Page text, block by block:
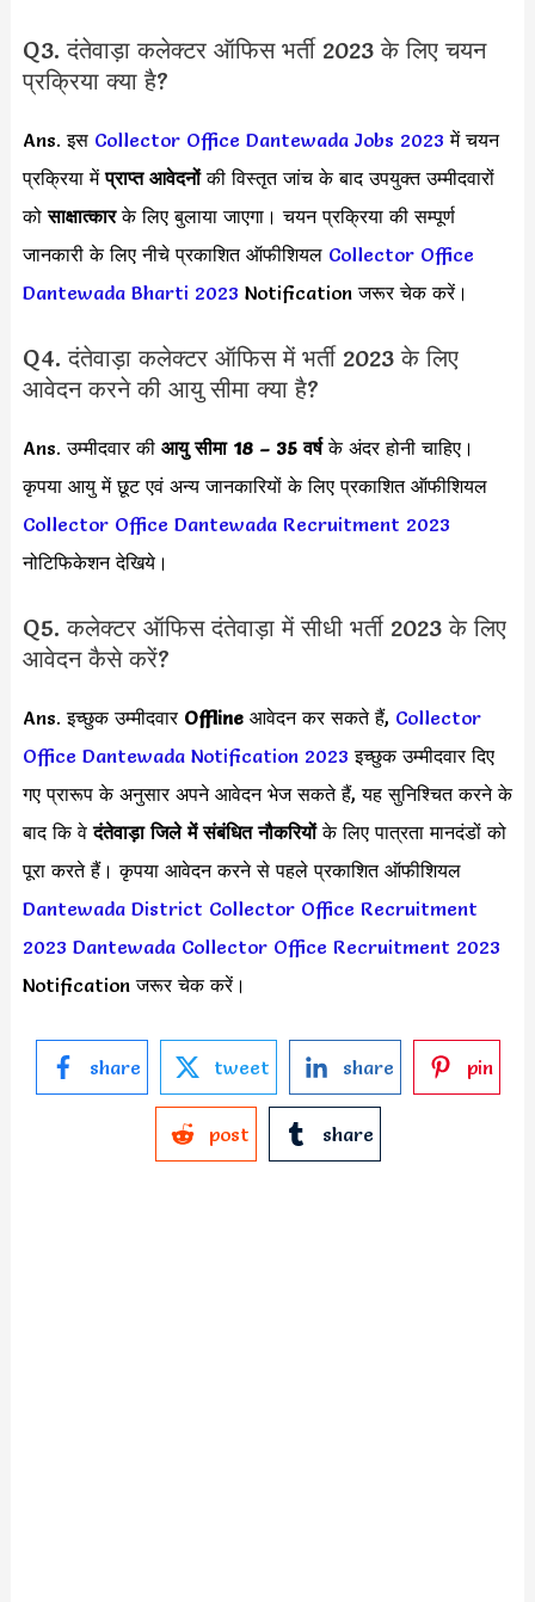
Q3. दंतेवाड़ा कलेक्टर ऑफिस भर्ती 2023 के लिए चयन
प्रक्रिया क्या है?
Ans. इस Collector Office Dantewada Jobs 2023 में चयन
प्रक्रिया मेंप्राप्त आवेदनोंकी विस्तृत जांच के बाद उपयुक्त उम्मीदवारों
कोसाक्षात्कारके लिए बुलाया जाएगा। चयन प्रक्रिया की सम्पूर्ण
जानकारी के लिए नीचे प्रकाशित ऑफीशियल Collector Office
Dantewada Bharti 2023 Notification जरूर चेक करें।
Q4. दंतेवाड़ा कलेक्टर ऑफिस में भर्ती 2023 के लिए
आवेदन करने की आयु सीमा क्या है?
Ans. उम्मीदवार की आयु सीमा 18 – 35 वर्षके अंदर होनी चाहिए।
कृपया आयु में छूट एवं अन्य जानकारियों के लिए प्रकाशित ऑफीशियल
Collector Office Dantewada Recruitment 2023
नोटिफिकेशन देखिये।
Q5. कलेक्टर ऑफिस दंतेवाड़ा में सीधी भर्ती 2023 के लिए
आवेदन कैसे करें?
Ans. इच्छुक उम्मीदवार Offline आवेदन कर सकते हैं, Collector
Office Dantewada Notification 2023 इच्छुक उम्मीदवार दिए
गए प्रारूप के अनुसार अपने आवेदन भेज सकते हैं, यह सुनिश्चित करने के
बाद कि वेदंतेवाड़ा जिले में संबंधित नौकरियोंके लिए पात्रता मानदंडों को
पूरा करते हैं। कृपया आवेदन करने से पहले प्रकाशित ऑफीशियल
Dantewada District Collector Office Recruitment
2023 Dantewada Collector Office Recruitment 2023
Notification जरूर चेक करें।
share tweet share pin
post share